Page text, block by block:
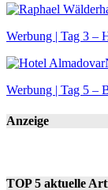
Werbung | Tag 3 –
Werbung | Tag 5 –
Anzeige
TOP 5 aktuelle